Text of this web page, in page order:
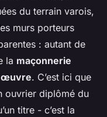
du terrain varois,
murs porteurs
: autant de
la maçonnerie
œuvre. C’est ici que
ouvrier diplômé du
titre - c’est la